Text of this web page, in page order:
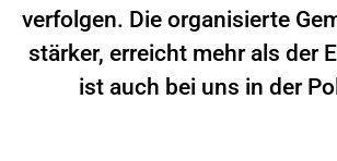
verfolgen. Die organisierte
stärker, erreicht mehr als der
ist auch bei uns in der